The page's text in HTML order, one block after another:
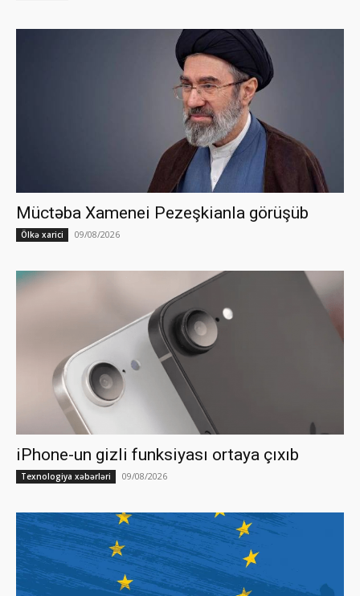
Müctəba Xamenei Pezeşkianla görüşüb
Ölkə xarici 09/08/2026
iPhone-un gizli funksiyası ortaya çıxıb
Texnologiya xəbərləri 09/08/2026